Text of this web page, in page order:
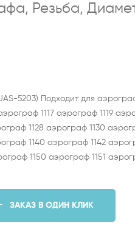
Резьба,
5203) Подходит для
1117 аэрограф 1119
1128 аэрограф 1130
1140 аэрограф 1142
1150 аэрограф 1151
ЗАКАЗ В ОДИН КЛИК